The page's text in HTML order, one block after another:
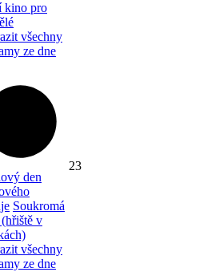
kino pro
všechny
ze dne
den
Soukromá
v
všechny
ze dne
23